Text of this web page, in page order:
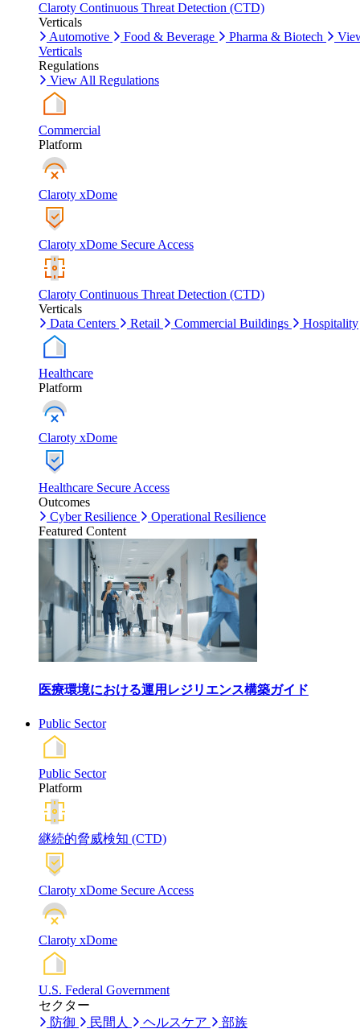
Claroty Continuous Threat Detection (CTD)
Verticals
Automotive
Food & Beverage Pharma & Biotech
Verticals
Regulations
View All Regulations
Commercial
Platform
Claroty xDome
Claroty xDome Secure Access
Claroty Continuous Threat Detection (CTD)
Verticals
Data Centers
Retail Commercial Buildings Hospitality
Healthcare
Platform
Claroty xDome
Healthcare Secure Access
Outcomes
Cyber Resilience
Operational Resilience
Featured Content
医療環境における運用レジリエンス構築ガイド
Public Sector
Public Sector
Platform
継続的脅威検知 (CTD)
Claroty xDome Secure Access
Claroty xDome
U.S. Federal Government
セクター
防御
民間人 ヘルスケア 部族